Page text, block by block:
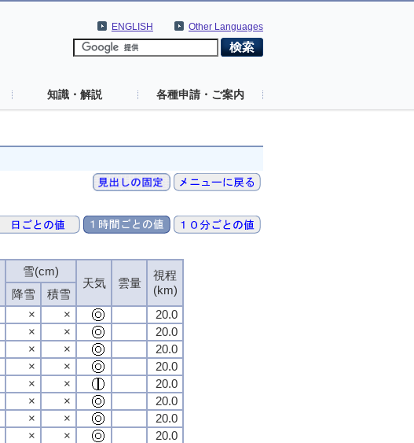
Other Languages
ENGLISH
知識・解説 各種申請・ご案内
雪(cm)
天気
雲量
視程
(km)
降雪
積雪
× ×
20.0
× ×
20.0
× ×
20.0
× ×
20.0
× ×
20.0
× ×
20.0
× ×
20.0
× ×
20.0